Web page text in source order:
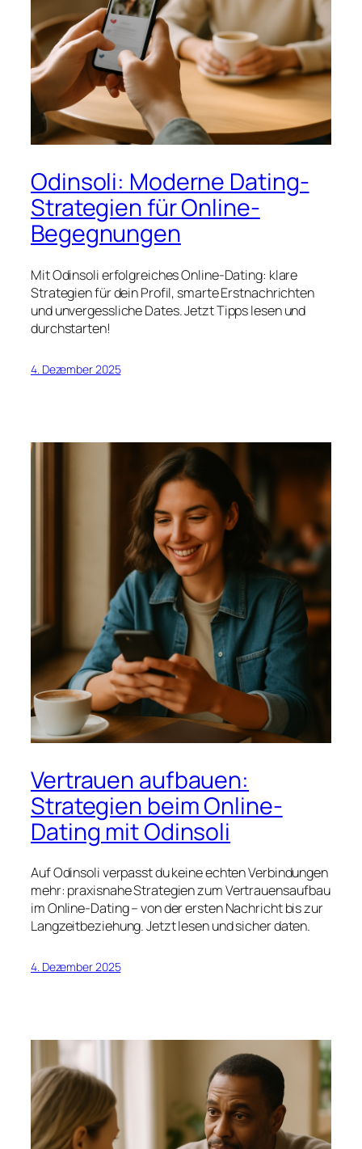
Odinsoli: Moderne Dating-
Strategien für Online-
Begegnungen
Mit Odinsoli erfolgreiches Online-Dating: klare
Strategien für dein Profil, smarte Erstnachrichten
und unvergessliche Dates. Jetzt Tipps lesen und
durchstarten!
4. Dezember 2025
Vertrauen aufbauen:
Strategien beim Online-
Dating mit Odinsoli
Auf Odinsoli verpasst du keine echten Verbindungen
mehr: praxisnahe Strategien zum Vertrauensaufbau
im Online-Dating – von der ersten Nachricht bis zur
Langzeitbeziehung. Jetzt lesen und sicher daten.
4. Dezember 2025